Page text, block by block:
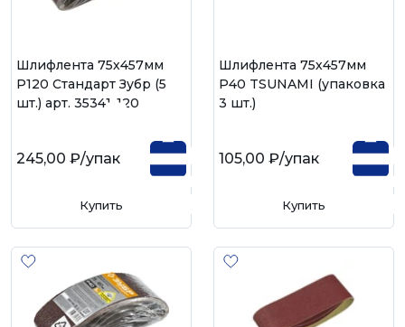
Шлифлента 75х457мм
Р120 Стандарт Зубр (5
шт.) арт. 35341-120
245,00 ₽/упак
Купить
Шлифлента 75х457мм
Р40 TSUNAMI (упаковка
3 шт.)
105,00 ₽/упак
Купить